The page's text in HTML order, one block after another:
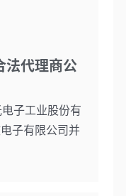
法代理商公
子工业股份有
子有限公司并